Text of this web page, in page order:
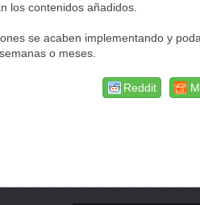
los contenidos añadidos.
se acaben implementando y
o meses.
Reddit